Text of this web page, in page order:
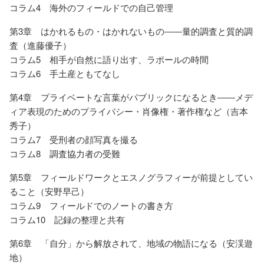
コラム4 海外のフィールドでの自己管理
第3章 はかれるもの・はかれないもの――量的調査と質的調
査（進藤優子）
コラム5 相手が自然に語り出す、ラポールの時間
コラム6 手土産ともてなし
第4章 プライベートな言葉がパブリックになるとき――メデ
ィア表現のためのプライバシー・肖像権・著作権など（吉本
秀子）
コラム7 受刑者の顔写真を撮る
コラム8 調査協力者の受難
第5章 フィールドワークとエスノグラフィーが前提としてい
ること（安野早己）
コラム9 フィールドでのノートの書き方
コラム10 記録の整理と共有
第6章 「自分」から解放されて、地域の物語になる（安渓遊
地）